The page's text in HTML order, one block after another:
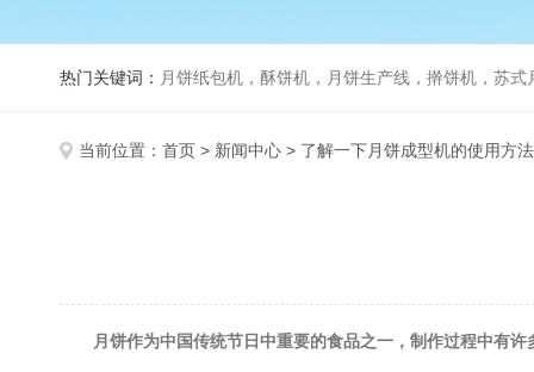
热门关键词： 月饼纸包机，酥饼机，月饼生产线，擀饼机，苏式月饼机，
当前位置： 首页 > 新闻中心 > 了解一下月饼成型机的使用方
月饼作为中国传统节日中重要的食品之一，制作过程中有